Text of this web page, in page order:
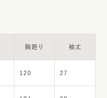
胸廻り 袖丈
120 27